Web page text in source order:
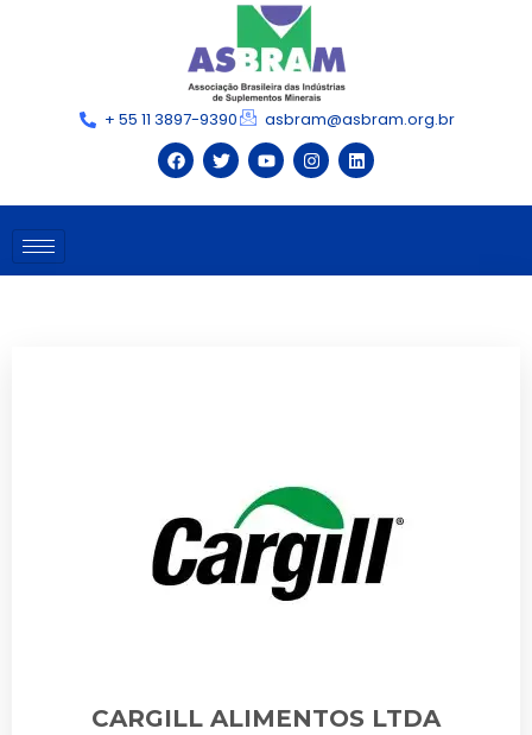
+ 55 11 3897-9390 asbram@asbram.org.br
CARGILL ALIMENTOS LTDA